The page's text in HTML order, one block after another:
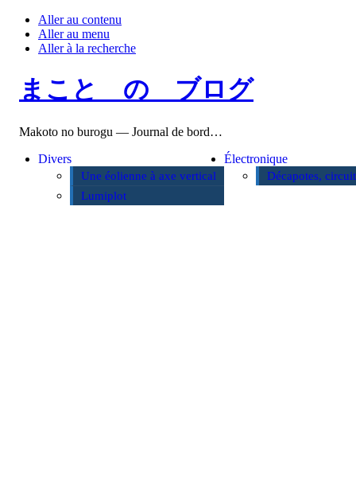
Aller au contenu
Aller au menu
Aller à la recherche
まこと の ブログ
Makoto no burogu — Journal de bord…
Divers
Une éolienne à axe vertical
Lumiplot
Électronique
Décapotes,